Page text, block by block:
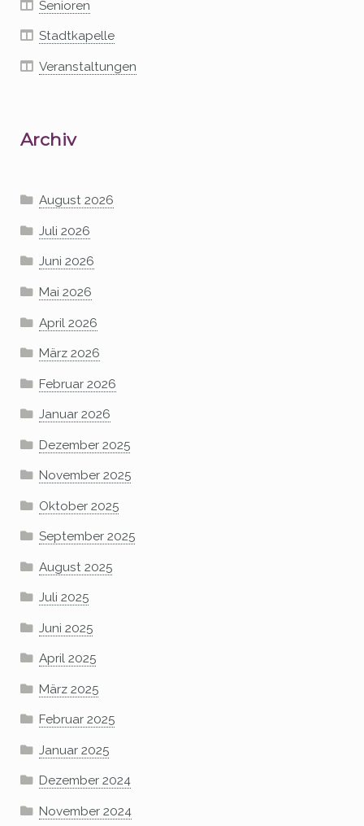
Senioren
Stadtkapelle
Veranstaltungen
Archiv
August 2026
Juli 2026
Juni 2026
Mai 2026
April 2026
März 2026
Februar 2026
Januar 2026
Dezember 2025
November 2025
Oktober 2025
September 2025
August 2025
Juli 2025
Juni 2025
April 2025
März 2025
Februar 2025
Januar 2025
Dezember 2024
November 2024